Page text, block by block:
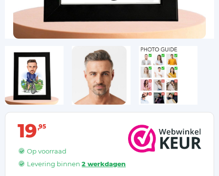
19 95
Op voorraad
Levering binnen2 werkdagen